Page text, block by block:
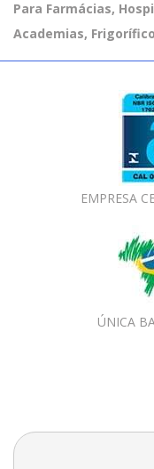
Para Farmácias,
Academias,
EMPRESA
ÚNICA